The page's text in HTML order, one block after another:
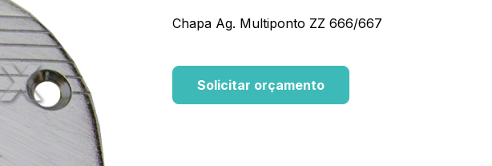
Chapa Ag. Multiponto ZZ 666/667
Solicitar orçamento